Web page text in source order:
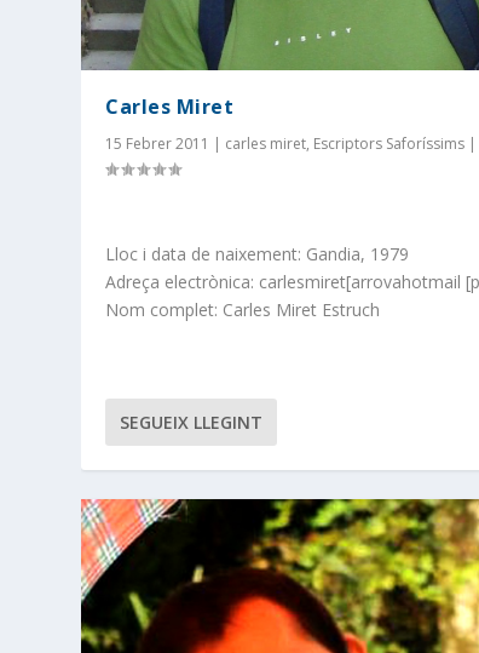
Carles Miret
15 Febrer 2011 | carles miret, Escriptors Saforíssims |
Lloc i data de naixement: Gandia, 1979
Adreça electrònica: carlesmiret[arrovahotmail
Nom complet: Carles Miret Estruch
SEGUEIX LLEGINT